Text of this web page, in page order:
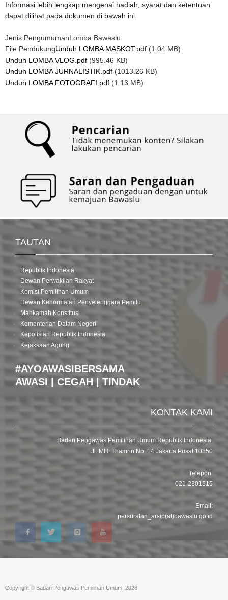
Informasi lebih lengkap mengenai hadiah, syarat dan ketentuan
dapat dilihat pada dokumen di bawah ini.
Jenis PengumumanLomba Bawaslu
File PendukungUnduh LOMBA MASKOT.pdf (1.04 MB)
Unduh LOMBA VLOG.pdf (995.46 KB)
Unduh LOMBA JURNALISTIK.pdf (1013.26 KB)
Unduh LOMBA FOTOGRAFI.pdf (1.13 MB)
TAUTAN
Republik Indonesia
Dewan Perwakilan Rakyat
Komisi Pemilihan Umum
Dewan Kehormatan Penyelenggara Pemilu
Mahkamah Konstitusi
Kementerian Dalam Negeri
Kepolisian Republik Indonesia
Kejaksaan Agung
#AYOAWASIBERSAMA
AWASI | CEGAH | TINDAK
KONTAK KAMI
Badan Pengawas Pemilihan Umum Republik Indonesia
Jl. MH. Thamrin No. 14 Jakarta Pusat 10350
Telepon
021-2301515
Email:
persuratan_arsip(at)bawaslu.go.id
Copyright © Badan Pengawas Pemilihan Umum, 2026